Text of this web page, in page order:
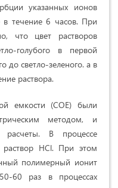
указанных ионов
в течение 6 часов. При
что цвет растворов
голубого в первой
до светло-зеленого. а в
раствора.
емкости (СОЕ) были
методом, и
расчеты. В процессе
раствор HCl. При этом
полимерный ионит
60 раз в процессах